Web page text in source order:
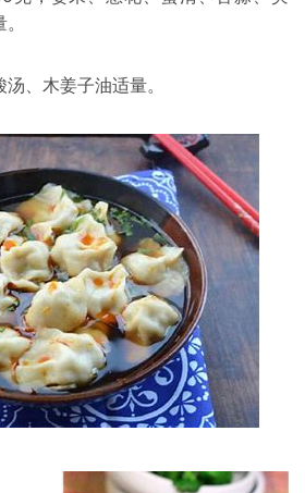
、木姜子油适量。